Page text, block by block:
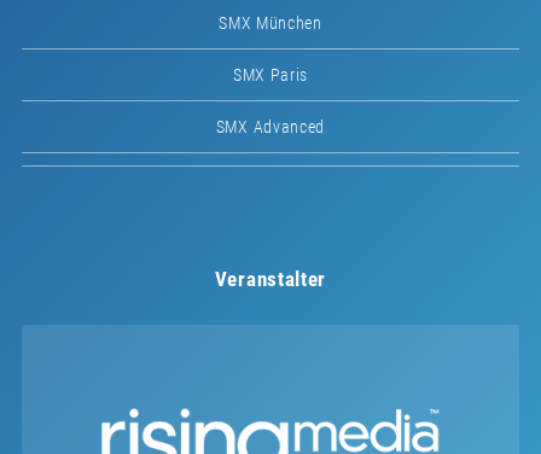
SMX München
SMX Paris
SMX Advanced
Veranstalter